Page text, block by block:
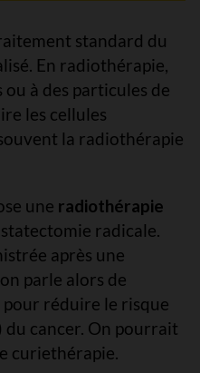
standard du
En radiothérapie,
à des particules de
les cellules
la radiothérapie
une radiothérapie
radicale.
après une
parle alors de
réduire le risque
cancer. On pourrait
curiethérapie.